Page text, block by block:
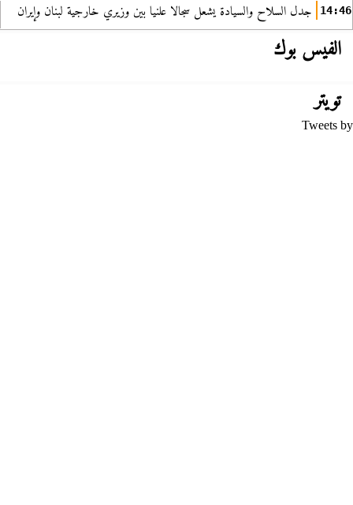
14:46 جدل السلاح والسيادة يشعل سجالا علنيا بين وزيري خارجية لبنان وإيران
الفيس بوك
تويتر
Tweets by